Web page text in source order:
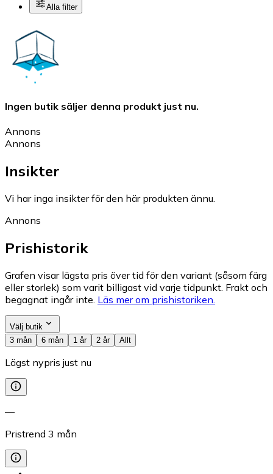
Alla filter
Ingen butik säljer denna produkt just nu.
Annons
Annons
Insikter
Vi har inga insikter för den här produkten ännu.
Annons
Prishistorik
Grafen visar lägsta pris över tid för den variant (såsom färg
eller storlek) som varit billigast vid varje tidpunkt. Frakt och
begagnat ingår inte. Läs mer om prishistoriken.
Välj butik
3 mån
6 mån 1 år 2 år Allt
Lägst nypris just nu
—
Pristrend 3 mån